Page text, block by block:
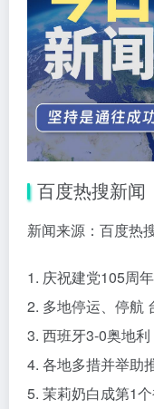
百度热搜新闻
新闻来源：百度热
1. 庆祝建党105周
2. 多地停运、停航
3. 西班牙3-0奥地
4. 各地多措并举助
5. 茉莉奶白成第1